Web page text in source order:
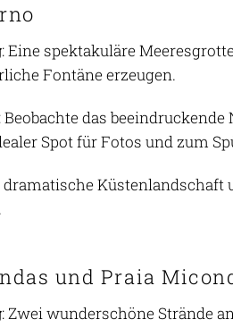
: Eine spektakuläre
Fontäne erzeugen.
: Beobachte das
Spot für Fotos und zum
dramatische Küstenlandschaft
und Praia
: Zwei wunderschöne Strände